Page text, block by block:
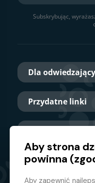
Subskrybując,
Dla
Przydatne linki
Aby strona
powinna
Aby zapewnić